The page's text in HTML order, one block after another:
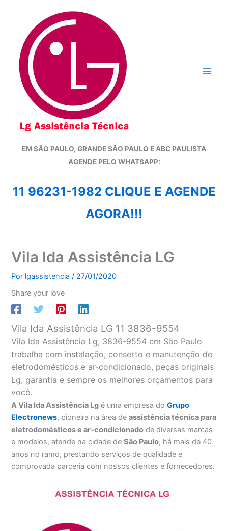
conteúdo
EM SÃO PAULO, GRANDE SÃO PAULO E ABC PAULISTA
AGENDE PELO WHATSAPP:
11 96231-1982 CLIQUE E AGENDE
AGORA!!!
Vila Ida Assistência LG
Por lgassistencia/ 27/01/2020
Share your love
Vila Ida Assistência LG 11 3836-9554
Vila Ida Assistência Lg, 3836-9554 em São Paulo
trabalha com instalação, conserto e manutenção de
eletrodomésticos e ar-condicionado, peças originais
Lg, garantia e sempre os melhores orçamentos para
você.
A Vila Ida Assistência Lg é uma empresa doGrupo
Electronews, pioneira na área deassistência técnica para
eletrodomésticos e ar-condicionado de diversas marcas
e modelos, atende na cidade deSão Paulo, há mais de 40
anos no ramo, prestando serviços de qualidade e
comprovada parceria com nossos clientes e fornecedores.